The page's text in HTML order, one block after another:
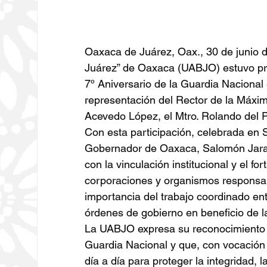
Oaxaca de Juárez, Oax., 30 de junio
Juárez” de Oaxaca (UABJO) estuvo
7º Aniversario de la Guardia
representación del Rector de la
Acevedo López, el Mtro. Rolando del
Con esta participación, celebrada en
Gobernador de Oaxaca, Salomón
con la vinculación institucional y el
corporaciones y organismos
importancia del trabajo coordinado
órdenes de gobierno en beneficio de
La UABJO expresa su
Guardia Nacional y que, con
día a día para proteger la integridad,